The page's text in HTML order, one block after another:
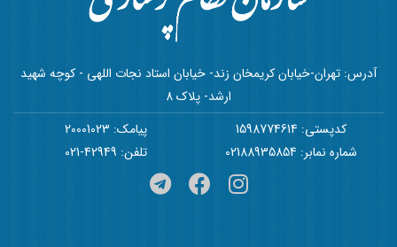
آدرس: تهران-خیابان کریمخان زند- خیابان استاد نجات اللهی - کوچه شهید
ارشد- پلاک 8
کدپستی: 1598774614
پیامک: 20001023
شماره نمابر: 02188935854
تلفن: 42949-021